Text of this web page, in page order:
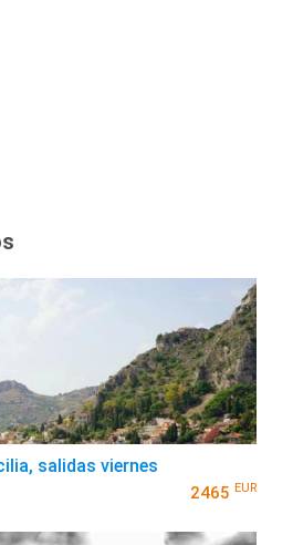
salidas viernes
2465 EUR